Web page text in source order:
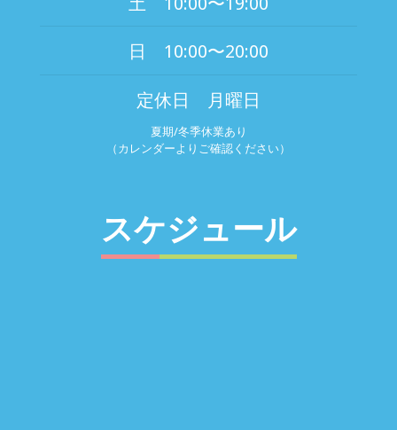
日 10:00〜20:00
定休日 月曜日
夏期/冬季休業あり
（カレンダーよりご確認ください）
スケジュール